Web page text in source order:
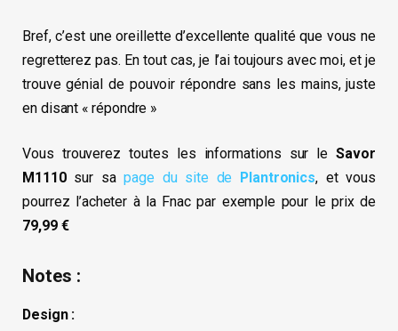
Bref, c’est une oreillette d’excellente qualité que vous ne
regretterez pas. En tout cas, je l’ai toujours avec moi, et je
trouve génial de pouvoir répondre sans les mains, juste
en disant « répondre »
Vous trouverez toutes les informations sur leSavor
M1110sur sapage du site de Plantronics, et vous
pourrez l’acheter à la Fnac par exemple pour le prix de
79,99 €
Notes :
Design :